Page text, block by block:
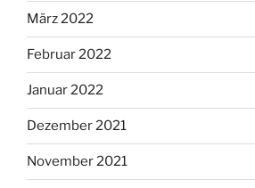
März 2022
Februar 2022
Januar 2022
Dezember 2021
November 2021